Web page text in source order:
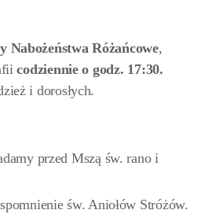
Nabożeństwa Różańcowe,
codziennie o godz. 17:30.
i dorosłych.
przed Mszą św. rano i
św. Aniołów Stróżów.